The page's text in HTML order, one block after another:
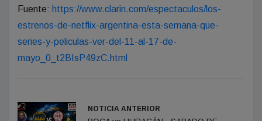
Fuente: https://www.clarin.com/espectaculos/los-
estrenos-de-netflix-argentina-esta-semana-que-
series-y-peliculas-ver-del-11-al-17-de-
mayo_0_t2BIsP49zC.html
NOTICIA ANTERIOR